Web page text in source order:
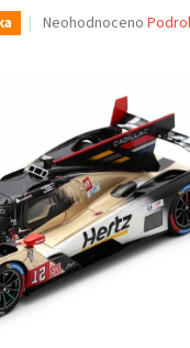
Průměrné
5
hvězdiček.
Neohodnoceno